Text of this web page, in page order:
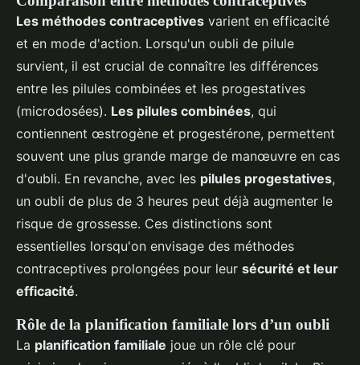
Les méthodes contraceptives varient en efficacité
et en mode d'action. Lorsqu'un oubli de pilule
survient, il est crucial de connaître les différences
entre les pilules combinées et les progestatives
(microdosées). Les pilules combinées, qui
contiennent œstrogène et progestérone, permettent
souvent une plus grande marge de manœuvre en cas
d'oubli. En revanche, avec les pilules progestatives,
un oubli de plus de 3 heures peut déjà augmenter le
risque de grossesse. Ces distinctions sont
essentielles lorsqu'on envisage des méthodes
contraceptives prolongées pour leur sécurité et leur
efficacité.
Rôle de la planification familiale lors d’un oubli
La planification familiale joue un rôle clé pour